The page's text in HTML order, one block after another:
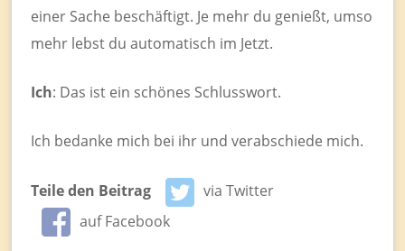
einer Sache beschäftigt. Je mehr du genießt, umso
mehr lebst du automatisch im Jetzt.
Ich: Das ist ein schönes Schlusswort.
Ich bedanke mich bei ihr und verabschiede mich.
Teile den Beitrag
via Twitter
auf Facebook